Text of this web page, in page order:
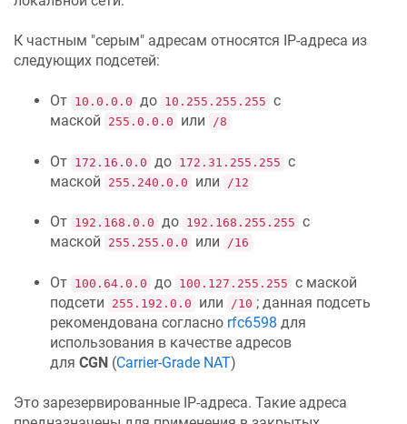
К частным "серым" адресам относятся IP-адреса из
следующих подсетей:
От 10.0.0.0 до 10.255.255.255 с
маской
255.0.0.0 или /8
От 172.16.0.0 до 172.31.255.255 с
маской
255.240.0.0 или /12
От 192.168.0.0 до 192.168.255.255 с
маской
255.255.0.0 или /16
От 100.64.0.0 до 100.127.255.255 с маской
подсети
255.192.0.0 или /10 ; данная подсеть
рекомендована согласно rfc6598 для
использования в качестве адресов
для CGN (Carrier-Grade NAT)
Это зарезервированные IP-адреса. Такие адреса